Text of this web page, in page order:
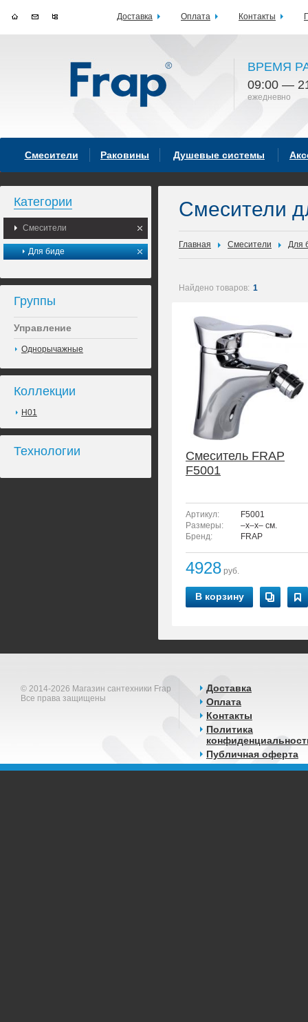
ВРЕМЯ
09:00 —
ежедневно
Смесители Раковины Душевые системы
Категории
Смесители
Для биде
Группы
Управление
Однорычажные
Коллекции
H01
Технологии
Смесители
Главная Смесители Для
Найдено товаров: 1
Смеситель FRAP
F5001
Артикул:
F5001
Размеры:
–x–x– см.
Бренд:
FRAP
4928 руб.
В корзину
© 2014-2026 Магазин сантехники Frap
Все права защищены
Доставка
Оплата
Контакты
Политика
Публичная оферта
Доставка Оплата Контакты